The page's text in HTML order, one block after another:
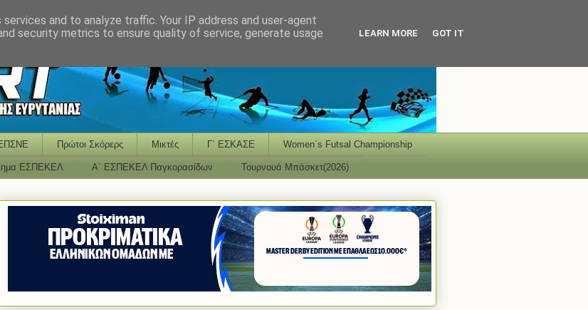
Πρώτοι Σκόρερς Μικτές Γ΄ ΕΣΚΑΣΕ Women΄s Futsal Championship
ΕΣΠΕΚΕΛ Α΄ ΕΣΠΕΚΕΛ Παγκορασίδων Τουρνουά Μπάσκετ(2026)
and to analyze traffic. Your IP address and user-agent
security metrics to ensure quality of service, generate usage
LEARN MORE GOT IT